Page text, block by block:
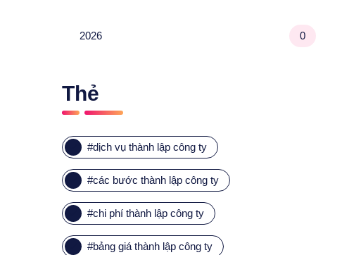
2026 0
Thẻ
#dịch vụ thành lập công ty
#các bước thành lập công ty
#chi phí thành lập công ty
#bảng giá thành lập công ty